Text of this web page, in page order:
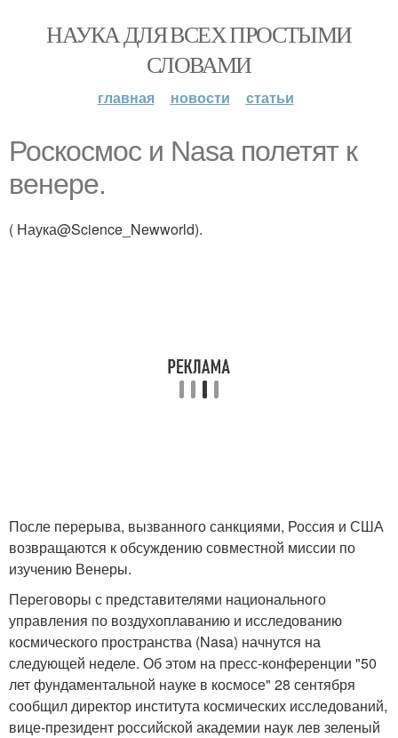
НАУКА ДЛЯ ВСЕХ ПРОСТЫМИ
СЛОВАМИ
главная новости статьи
Роскосмос и Nasa полетят к
венере.
( Наука@Science_Newworld).
После перерыва, вызванного санкциями, Россия и США
возвращаются к обсуждению совместной миссии по
изучению Венеры.
Переговоры с представителями национального
управления по воздухоплаванию и исследованию
космического пространства (Nasa) начнутся на
следующей неделе. Об этом на пресс-конференции "50
лет фундаментальной науке в космосе" 28 сентября
сообщил директор института космических исследований,
вице-президент российской академии наук лев зеленый